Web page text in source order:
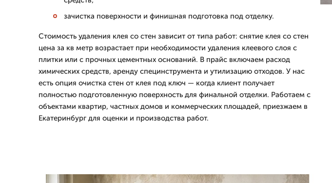
зачистка поверхности и финишная подготовка под отделку.
Стоимость удаления клея со стен зависит от типа работ: снятие клея со стен
цена за кв метр возрастает при необходимости удаления клеевого слоя с
плитки или с прочных цементных оснований. В прайс включаем расход
химических средств, аренду специнструмента и утилизацию отходов. У нас
есть опция очистка стен от клея под ключ — когда клиент получает
полностью подготовленную поверхность для финальной отделки. Работаем с
объектами квартир, частных домов и коммерческих площадей, приезжаем в
Екатеринбург для оценки и производства работ.